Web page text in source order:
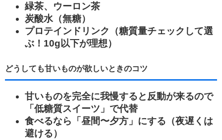
緑茶、ウーロン茶
炭酸水（無糖）
プロテインドリンク（糖質量チェックして選
ぶ！10g以下が理想）
どうしても甘いものが欲しいときのコツ
甘いものを完全に我慢すると反動が来るので
「低糖質スイーツ」で代替
食べるなら「昼間〜夕方」にする（夜遅くは
避ける）